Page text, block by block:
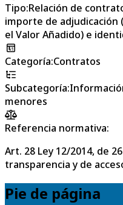
Tipo:Relación de
importe de adjudicación
el Valor Añadido) e
Categoría:Contratos
Subcategoría:
menores
Referencia normativa:
Art. 28 Ley 12/2014, de
transparencia y de
Pie de página